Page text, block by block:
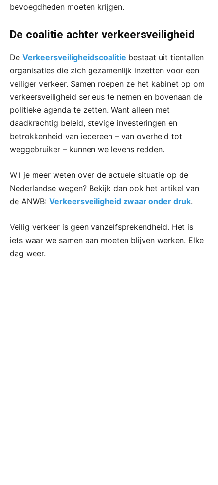
bevoegdheden moeten krijgen.
De coalitie achter verkeersveiligheid
De Verkeersveiligheidscoalitie bestaat uit tientallen
organisaties die zich gezamenlijk inzetten voor een
veiliger verkeer. Samen roepen ze het kabinet op om
verkeersveiligheid serieus te nemen en bovenaan de
politieke agenda te zetten. Want alleen met
daadkrachtig beleid, stevige investeringen en
betrokkenheid van iedereen – van overheid tot
weggebruiker – kunnen we levens redden.
Wil je meer weten over de actuele situatie op de
Nederlandse wegen? Bekijk dan ook het artikel van
de ANWB: Verkeersveiligheid zwaar onder druk.
Veilig verkeer is geen vanzelfsprekendheid. Het is
iets waar we samen aan moeten blijven werken. Elke
dag weer.